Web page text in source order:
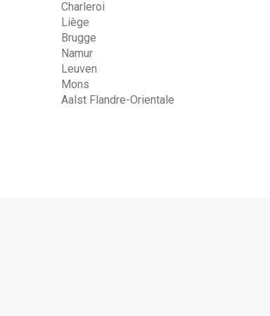
Charleroi
Liège
Brugge
Namur
Leuven
Mons
Aalst Flandre-Orientale